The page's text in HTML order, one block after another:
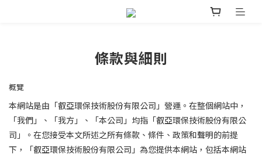
條款與細則
概覽
本網站是由「叡亞環保技術股份有限公司」營運。在整個網站中，
「我們」、「我方」、「本公司」均指「叡亞環保技術股份有限公
司」。在您接受本文所述之所有條款、條件、政策和聲明的前提
下，「叡亞環保技術股份有限公司」為您提供本網站，包括本網站